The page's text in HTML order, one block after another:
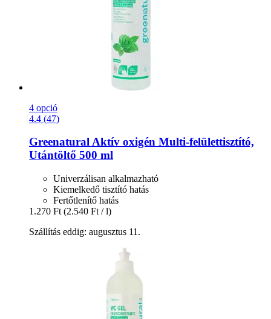
4 opció
4.4 (47)
GreenaturalAktív oxigén Multi-​felülettisztító,
Utántöltő 500 ml
Univerzálisan alkalmazható
Kiemelkedő tisztító hatás
Fertőtlenítő hatás
1.270 Ft (2.540 Ft / l)
Szállítás eddig: augusztus 11.